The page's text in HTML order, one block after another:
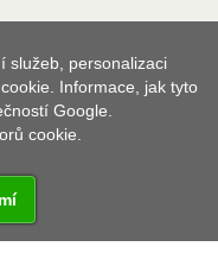
služeb, personalizaci
Informace, jak tyto
Google.
cookie.